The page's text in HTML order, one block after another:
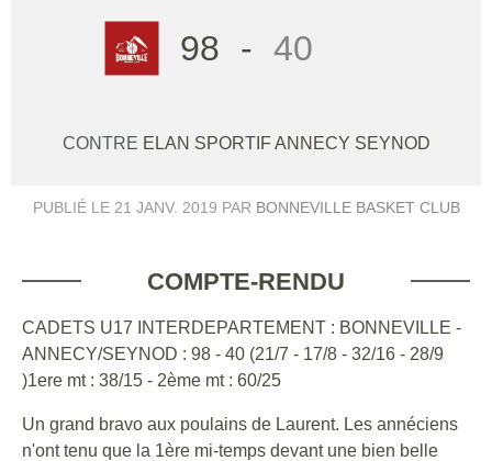
98 - 40
CONTRE ELAN SPORTIF ANNECY SEYNOD
PUBLIÉ LE 21 JANV. 2019 PAR BONNEVILLE BASKET CLUB
COMPTE-RENDU
CADETS U17 INTERDEPARTEMENT : BONNEVILLE -
ANNECY/SEYNOD : 98 - 40 (21/7 - 17/8 - 32/16 - 28/9
)1ere mt : 38/15 - 2ème mt : 60/25
Un grand bravo aux poulains de Laurent. Les annéciens
n'ont tenu que la 1ère mi-temps devant une bien belle